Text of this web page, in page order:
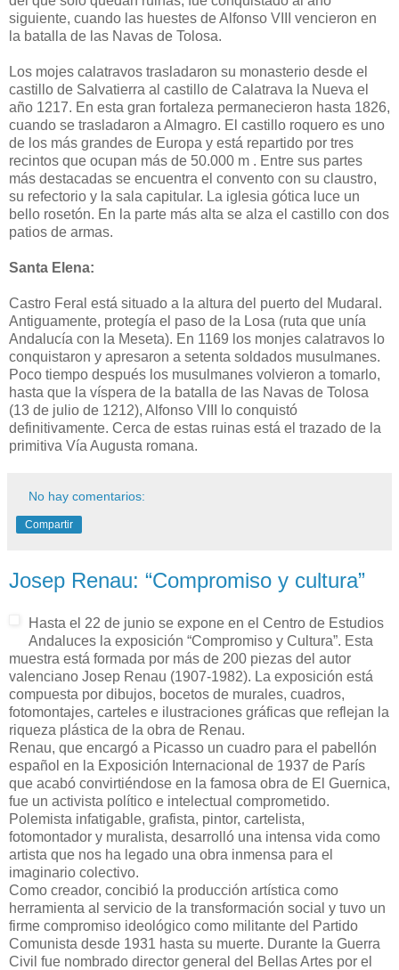
siguiente, cuando las huestes de Alfonso VIII vencieron en
la batalla de las Navas de Tolosa.
Los mojes calatravos trasladaron su monasterio desde el
castillo de Salvatierra al castillo de Calatrava la Nueva el
año 1217. En esta gran fortaleza permanecieron hasta 1826,
cuando se trasladaron a Almagro. El castillo roquero es uno
de los más grandes de Europa y está repartido por tres
recintos que ocupan más de 50.000 m . Entre sus partes
más destacadas se encuentra el convento con su claustro,
su refectorio y la sala capitular. La iglesia gótica luce un
bello rosetón. En la parte más alta se alza el castillo con dos
patios de armas.
Santa Elena:
Castro Feral está situado a la altura del puerto del Mudaral.
Antiguamente, protegía el paso de la Losa (ruta que unía
Andalucía con la Meseta). En 1169 los monjes calatravos lo
conquistaron y apresaron a setenta soldados musulmanes.
Poco tiempo después los musulmanes volvieron a tomarlo,
hasta que la víspera de la batalla de las Navas de Tolosa
(13 de julio de 1212), Alfonso VIII lo conquistó
definitivamente. Cerca de estas ruinas está el trazado de la
primitiva Vía Augusta romana.
No hay comentarios:
Compartir
Josep Renau: “Compromiso y cultura”
Hasta el 22 de junio se expone en el Centro de Estudios
Andaluces la exposición “Compromiso y Cultura”. Esta
muestra está formada por más de 200 piezas del autor
valenciano Josep Renau (1907-1982). La exposición está
compuesta por dibujos, bocetos de murales, cuadros,
fotomontajes, carteles e ilustraciones gráficas que reflejan la
riqueza plástica de la obra de Renau.
Renau, que encargó a Picasso un cuadro para el pabellón
español en la Exposición Internacional de 1937 de París
que acabó convirtiéndose en la famosa obra de El Guernica,
fue un activista político e intelectual comprometido.
Polemista infatigable, grafista, pintor, cartelista,
fotomontador y muralista, desarrolló una intensa vida como
artista que nos ha legado una obra inmensa para el
imaginario colectivo.
Como creador, concibió la producción artística como
herramienta al servicio de la transformación social y tuvo un
firme compromiso ideológico como militante del Partido
Comunista desde 1931 hasta su muerte. Durante la Guerra
Civil fue nombrado director general del Bellas Artes por el